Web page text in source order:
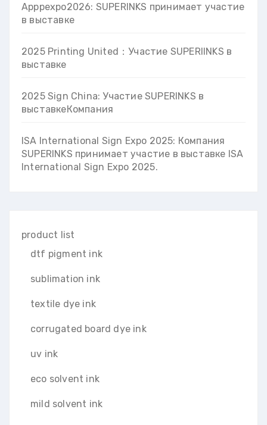
Apppexpo2026: SUPERINKS принимает участие
в выставке
2025 Printing United：Участие SUPERIINKS в
выставке
2025 Sign China: Участие SUPERINKS в
выставкеКомпания
ISA International Sign Expo 2025: Компания
SUPERINKS принимает участие в выставке ISA
International Sign Expo 2025.
product list
dtf pigment ink
sublimation ink
textile dye ink
corrugated board dye ink
uv ink
eco solvent ink
mild solvent ink